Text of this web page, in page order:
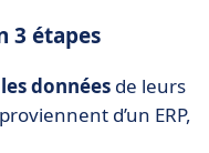
3 étapes
données de leurs
d’un ERP,